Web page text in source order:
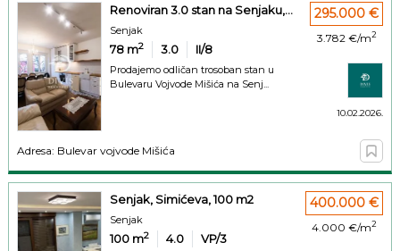
Renoviran 3.0 stan na Senjaku,...
Senjak
78 m2 3.0 II/8
Prodajemo odličan trosoban stan u
Bulevaru Vojvode Mišića na Senj...
295.000 €
3.782 €/m2
10.02.2026.
Adresa: Bulevar vojvode Mišića
Senjak, Simićeva, 100 m2
Senjak
100 m2 4.0 VP/3
400.000 €
4.000 €/m2